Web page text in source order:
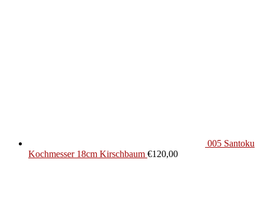
005 Santoku
Kochmesser 18cm Kirschbaum €120,00